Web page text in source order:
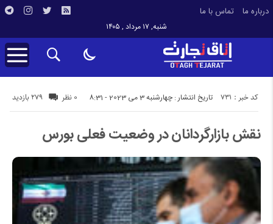
درباره ما تماس با ما
شنبه, ۱۷ مرداد , ۱۴۰۵
تاریخ انتشار : چهارشنبه 3 می 2023 - 8:31 279 بازدید کد خبر : 731 0 نظر
نقش بازارگردانان در وضعیت فعلی بورس